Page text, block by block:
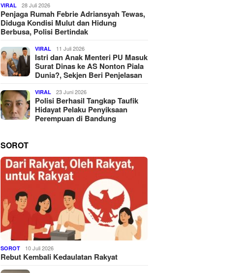
VIRAL 28 Juli 2026
Penjaga Rumah Febrie Adriansyah Tewas,
Diduga Kondisi Mulut dan Hidung
Berbusa, Polisi Bertindak
VIRAL 11 Juli 2026
Istri dan Anak Menteri PU Masuk
Surat Dinas ke AS Nonton Piala
Dunia?, Sekjen Beri Penjelasan
VIRAL 23 Juni 2026
Polisi Berhasil Tangkap Taufik
Hidayat Pelaku Penyiksaan
Perempuan di Bandung
SOROT
SOROT 10 Juli 2026
Rebut Kembali Kedaulatan Rakyat